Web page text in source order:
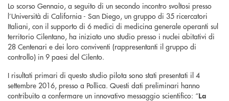
Lo scorso Gennaio, a seguito di un secondo incontro svoltosi presso
l’Università di California - San Diego, un gruppo di 35 ricercatori
Italiani, con il supporto di 6 medici di medicina generale operanti sul
territorio Cilentano, ha iniziato uno studio presso i nuclei abitativi di
28 Centenari e dei loro conviventi (rappresentanti il gruppo di
controllo) in 9 paesi del Cilento.
I risultati primari di questo studio pilota sono stati presentati il 4
settembre 2016, presso a Pollica. Questi dati preliminari hanno
contribuito a confermare un innovativo messaggio scientifi­co: “La